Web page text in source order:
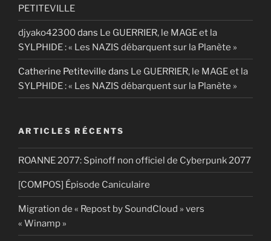
PETITEVILLE
djyako42300dans Le GUERRIER, le MAGE et la
SYLPHIDE : « Les NAZIS débarquent sur la Planète »
Catherine Petiteville dans Le GUERRIER, le MAGE et la
SYLPHIDE : « Les NAZIS débarquent sur la Planète »
ARTICLES RÉCENTS
ROANNE 2077: Spinoff non officiel de Cyberpunk 2077
[COMPOS] Épisode Caniculaire
Migration de « Repost by SoundCloud » vers
« Winamp »